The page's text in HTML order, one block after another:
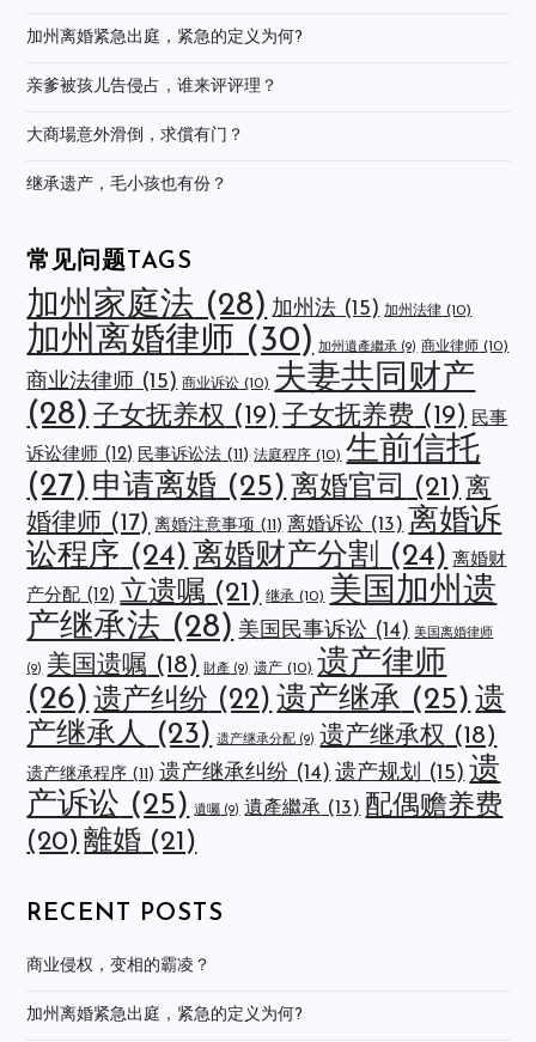
加州离婚紧急出庭，紧急的定义为何?
亲爹被孩儿告侵占，谁来评评理？
大商場意外滑倒，求償有门？
继承遗产，毛小孩也有份？
常见问题TAGS
加州家庭法 (28) 加州法 (15) 加州法律 (10)
加州离婚律师 (30) 加州遺產繼承 (9) 商业律师 (10)
商业法律师 (15) 商业诉讼 (10) 夫妻共同财产
(28) 子女抚养权 (19) 子女抚养费 (19) 民事
诉讼律师 (12) 民事诉讼法 (11) 法庭程序 (10) 生前信托
(27) 申请离婚 (25) 离婚官司 (21) 离
婚律师 (17) 离婚注意事项 (11) 离婚诉讼 (13) 离婚诉
讼程序 (24) 离婚财产分割 (24) 离婚财
产分配 (12) 立遗嘱 (21) 继承 (10) 美国加州遗
产继承法 (28) 美国民事诉讼 (14) 美国离婚律师
(9) 美国遗嘱 (18) 財產 (9) 遗产 (10) 遗产律师
(26) 遗产纠纷 (22) 遗产继承 (25) 遗
产继承人 (23) 遗产继承分配 (9) 遗产继承权 (18)
遗产继承程序 (11) 遗产继承纠纷 (14) 遗产规划 (15) 遗
产诉讼 (25) 遺囑 (9) 遺產繼承 (13) 配偶赡养费
(20) 離婚 (21)
RECENT POSTS
商业侵权，变相的霸凌？
加州离婚紧急出庭，紧急的定义为何?